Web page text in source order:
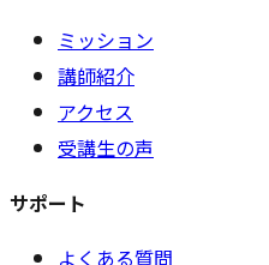
ミッション
講師紹介
アクセス
受講生の声
サポート
よくある質問